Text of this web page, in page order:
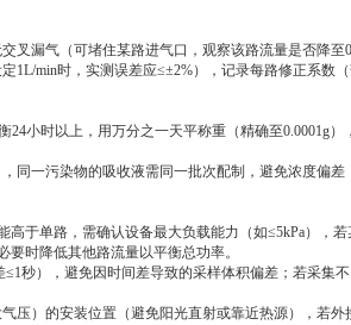
叉漏气（可堵住某路进气口，观察该路流量是否降至
1L/min时，实测误差应≤±2%），记录每路修正系数
小时以上，用万分之一天平称重（精确至0.0001g）
同一污染物的吸收液需同一批次配制，避免浓度偏差
于单路，需确认设备最大负载能力（如≤5kPa），
要时降低其他路流量以平衡总功率。
秒），避免因时间差导致的采样体积偏差；若采集
压）的安装位置（避免阳光直射或靠近热源），若